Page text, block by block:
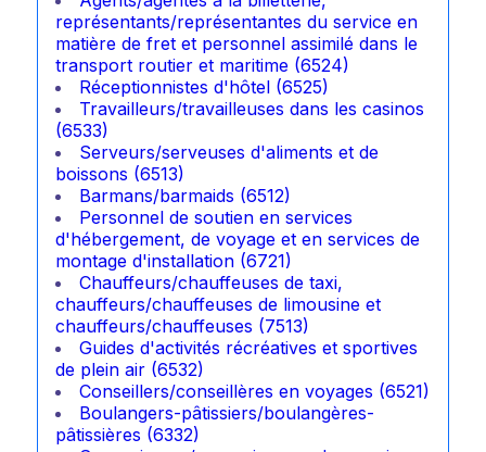
représentants/représentantes du service en
matière de fret et personnel assimilé dans le
transport routier et maritime (6524)
Réceptionnistes d'hôtel (6525)
Travailleurs/travailleuses dans les casinos
(6533)
Serveurs/serveuses d'aliments et de
boissons (6513)
Barmans/barmaids (6512)
Personnel de soutien en services
d'hébergement, de voyage et en services de
montage d'installation (6721)
Chauffeurs/chauffeuses de taxi,
chauffeurs/chauffeuses de limousine et
chauffeurs/chauffeuses (7513)
Guides d'activités récréatives et sportives
de plein air (6532)
Conseillers/conseillères en voyages (6521)
Boulangers-pâtissiers/boulangères-
pâtissières (6332)